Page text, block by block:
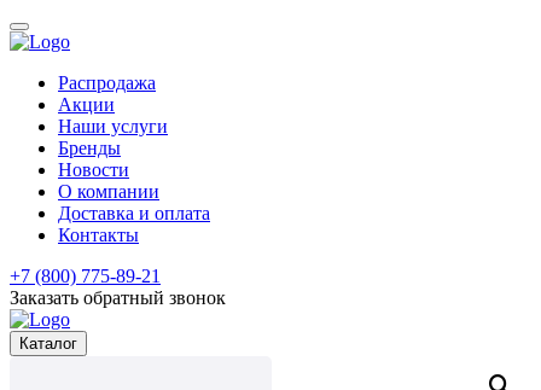
Распродажа
Акции
Наши услуги
Бренды
Новости
О компании
Доставка и оплата
Контакты
+7 (800) 775-89-21
Заказать обратный звонок
Каталог